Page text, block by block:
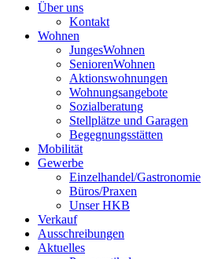
Über uns
Kontakt
Wohnen
JungesWohnen
SeniorenWohnen
Aktionswohnungen
Wohnungsangebote
Sozialberatung
Stellplätze und Garagen
Begegnungsstätten
Mobilität
Gewerbe
Einzelhandel/Gastronomie
Büros/Praxen
Unser HKB
Verkauf
Ausschreibungen
Aktuelles